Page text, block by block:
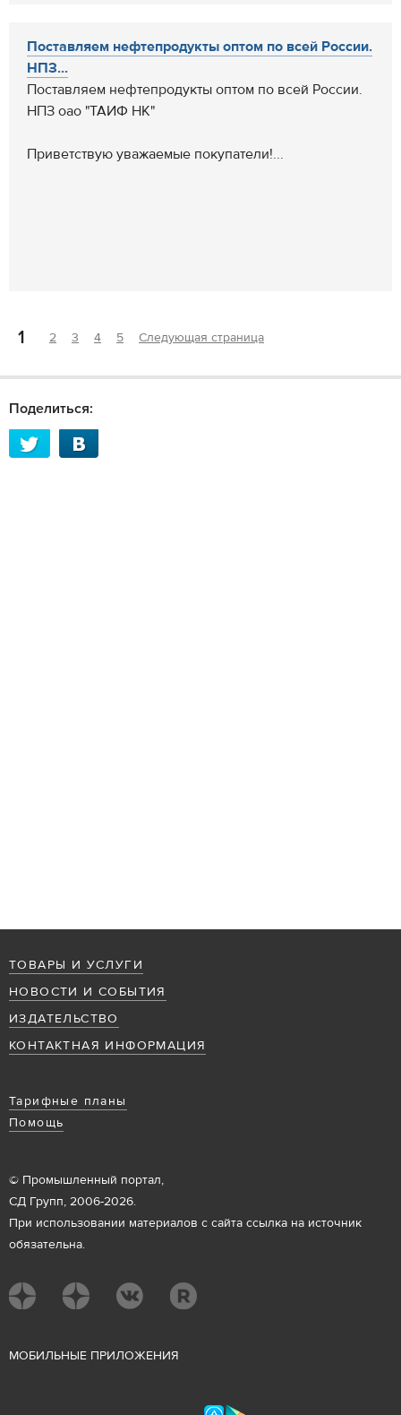
Поставляем нефтепродукты оптом по всей России.
НПЗ...
Поставляем нефтепродукты оптом по всей России.
НПЗ оао "ТАИФ НК"
Приветствую уважаемые покупатели!...
1 2 3 4 5 Следующая страница
Поделиться:
ТОВАРЫ И УСЛУГИ
НОВОСТИ И СОБЫТИЯ
ИЗДАТЕЛЬСТВО
КОНТАКТНАЯ ИНФОРМАЦИЯ
Тарифные планы
Помощь
© Промышленный портал,
СД Групп, 2006-2026.
При использовании материалов с сайта ссылка на источник
обязательна.
МОБИЛЬНЫЕ ПРИЛОЖЕНИЯ